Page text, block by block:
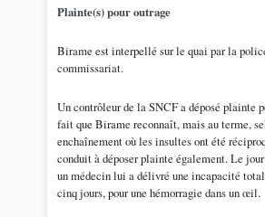
Plainte(s) pour outrage
Birame est interpellé sur le quai par la
commissariat.
Un contrôleur de la SNCF a déposé plainte
fait que Birame reconnaît, mais au terme,
enchaînement où les insultes ont été
conduit à déposer plainte également. Le
un médecin lui a délivré une incapacité
cinq jours, pour une hémorragie dans un œil.